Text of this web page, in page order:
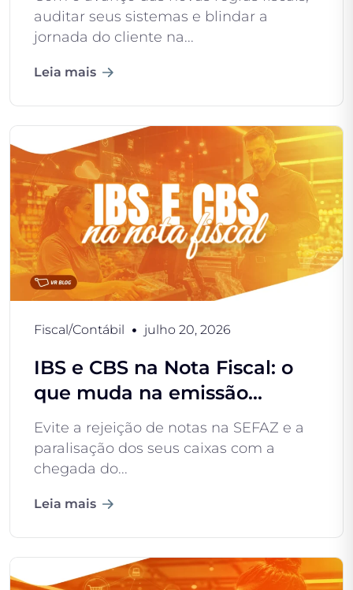
auditar seus sistemas e blindar a
jornada do cliente na...
Leia mais
Fiscal/Contábil julho 20, 2026
IBS e CBS na Nota Fiscal: o
que muda na emissão...
Evite a rejeição de notas na SEFAZ e a
paralisação dos seus caixas com a
chegada do...
Leia mais